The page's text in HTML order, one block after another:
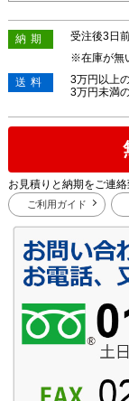
納期
受注後3日
※在庫が無
送料
3万円以上
3万円未満
お見積りと納期をご連
ご利用ガイド